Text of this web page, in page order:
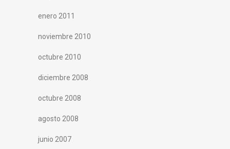
enero 2011
noviembre 2010
octubre 2010
diciembre 2008
octubre 2008
agosto 2008
junio 2007